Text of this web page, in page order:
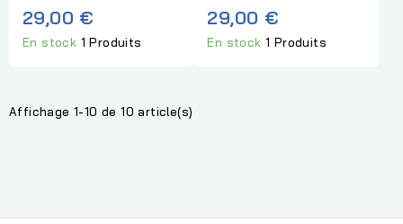
29,00 €
En stock 1 Produits
29,00 €
En stock1 Produits
Affichage 1-10 de 10 article(s)